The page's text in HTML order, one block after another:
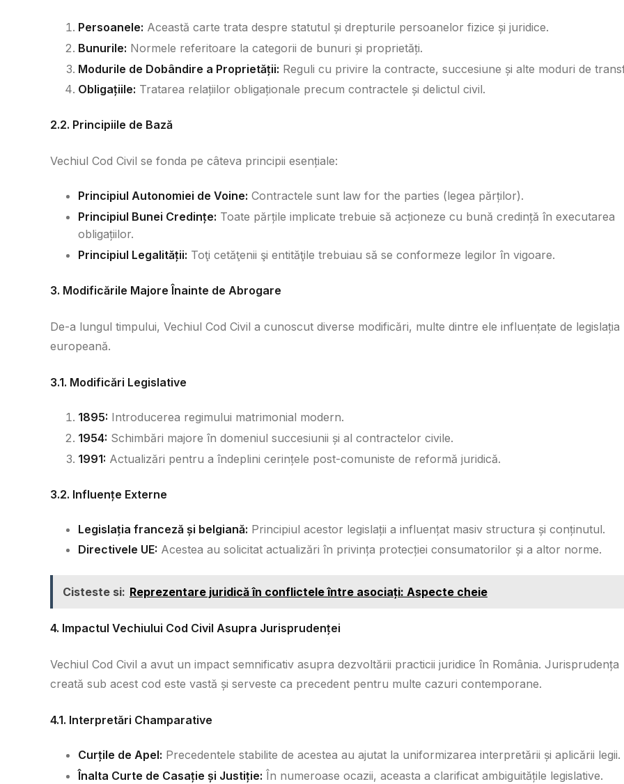
Persoanele: Această carte trata despre statutul și drepturile persoanelor fizice și juridice.
Bunurile: Normele referitoare la categorii de bunuri și proprietăți.
Modurile de Dobândire a Proprietății: Reguli cu privire la contracte, succesiune și alte moduri de
Obligațiile: Tratarea relațiilor obligaționale precum contractele și delictul civil.
2.2. Principiile de Bază
Vechiul Cod Civil se fonda pe câteva principii esențiale:
Principiul Autonomiei de Voine: Contractele sunt law for the parties (legea părților).
Principiul Bunei Credințe: Toate părțile implicate trebuie să acționeze cu bună credință în executarea
obligațiilor.
Principiul Legalității: Toţi cetăţenii şi entităţile trebuiau să se conformeze legilor în vigoare.
3. Modificările Majore Înainte de Abrogare
De-a lungul timpului, Vechiul Cod Civil a cunoscut diverse modificări, multe dintre ele influențate de legislația
europeană.
3.1. Modificări Legislative
1895: Introducerea regimului matrimonial modern.
1954: Schimbări majore în domeniul succesiunii și al contractelor civile.
1991: Actualizări pentru a îndeplini cerințele post-comuniste de reformă juridică.
3.2. Influențe Externe
Legislația franceză și belgiană: Principiul acestor legislații a influențat masiv structura și conținutul.
Directivele UE: Acestea au solicitat actualizări în privința protecției consumatorilor și a altor norme.
Cisteste si: Reprezentare juridică în conflictele între asociați: Aspecte cheie
4. Impactul Vechiului Cod Civil Asupra Jurisprudenței
Vechiul Cod Civil a avut un impact semnificativ asupra dezvoltării practicii juridice în România. Jurisprudența
creată sub acest cod este vastă și serveste ca precedent pentru multe cazuri contemporane.
4.1. Interpretări Champarative
Curțile de Apel: Precedentele stabilite de acestea au ajutat la uniformizarea interpretării și aplicării legii.
Înalta Curte de Casație și Justiție: În numeroase ocazii, aceasta a clarificat ambiguitățile legislative.